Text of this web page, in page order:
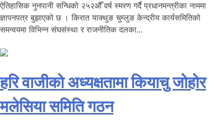
ऐतिहासिक नुनपानी सन्धिको २५२औँ वर्ष स्मरण गर्दै प्रधानमन्त्रीका नाममा
ज्ञापनपत्र बुझाएको छ । किरात याक्थुङ चुम्लुङ केन्द्रीय कार्यसमितिको
समन्वयमा विभिन्न संघसंस्था र राजनीतिक दलका...
हरि वाजीको अध्यक्षतामा कियाचु जोहोर
मलेसिया समिति गठन